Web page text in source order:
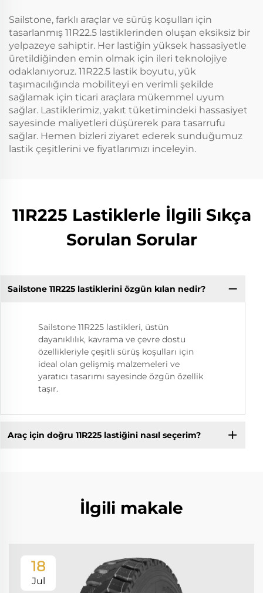
Sailstone, farklı araçlar ve sürüş koşulları için
tasarlanmış 11R22.5 lastiklerinden oluşan eksiksiz bir
yelpazeye sahiptir. Her lastiğin yüksek hassasiyetle
üretildiğinden emin olmak için ileri teknolojiye
odaklanıyoruz. 11R22.5 lastik boyutu, yük
taşımacılığında mobiliteyi en verimli şekilde
sağlamak için ticari araçlara mükemmel uyum
sağlar. Lastiklerimiz, yakıt tüketimindeki hassasiyet
sayesinde maliyetleri düşürerek para tasarrufu
sağlar. Hemen bizleri ziyaret ederek sunduğumuz
lastik çeşitlerini ve fiyatlarımızı inceleyin.
11R225 Lastiklerle İlgili Sıkça
Sorulan Sorular
Sailstone 11R225 lastiklerini özgün kılan nedir?
Sailstone 11R225 lastikleri, üstün
dayanıklılık, kavrama ve çevre dostu
özellikleriyle çeşitli sürüş koşulları için
ideal olan gelişmiş malzemeleri ve
yaratıcı tasarımı sayesinde özgün özellik
taşır.
Araç için doğru 11R225 lastiğini nasıl seçerim?
İlgili makale
18
Jul